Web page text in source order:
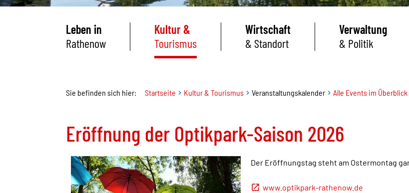
Leben in
Rathenow
Kultur &
Tourismus
Wirtschaft
& Standort
Verwaltung
& Politik
Sie befinden sich hier: Startseite Kultur & Tourismus Veranstaltungskalender Alle Events im Überblick
Eröffnung der Optikpark-Saison 2026
Der Eröffnungstag steht am Ostermontag
www.optikpark-rathenow.de